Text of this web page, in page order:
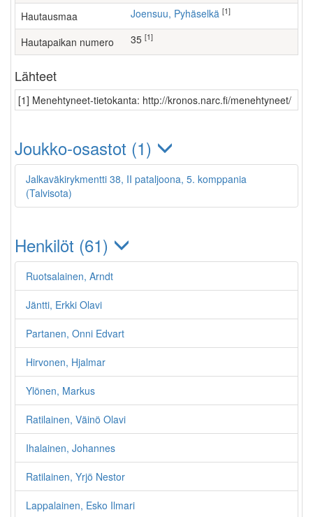
Hautausmaa Joensuu, Pyhäselkä [1]
Hautapaikan numero 35 [1]
Lähteet
[1] Menehtyneet-tietokanta: http://kronos.narc.fi/menehtyneet/
Joukko-osastot (1)
Jalkaväkirykmentti 38, II pataljoona, 5. komppania
(Talvisota)
Henkilöt (61)
Ruotsalainen, Arndt
Jäntti, Erkki Olavi
Partanen, Onni Edvart
Hirvonen, Hjalmar
Ylönen, Markus
Ratilainen, Väinö Olavi
Ihalainen, Johannes
Ratilainen, Yrjö Nestor
Lappalainen, Esko Ilmari